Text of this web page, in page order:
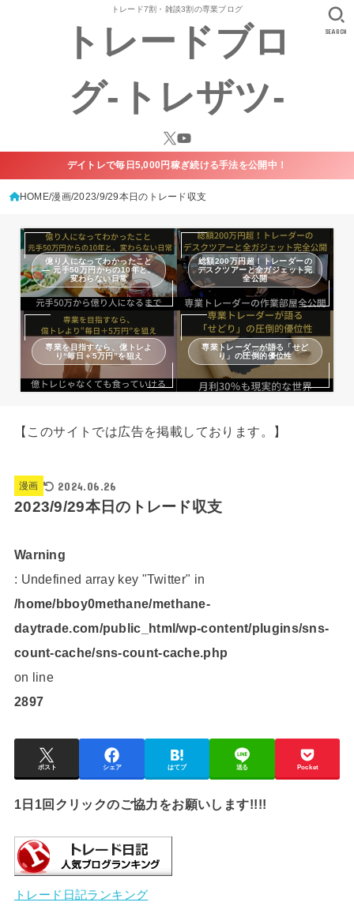
トレード7割・雑談3割の専業ブログ
トレードブロ
グ-トレザツ-
SEARCH
デイトレで毎日5,000円稼ぎ続ける手法を公開中！
HOME 漫画 2023/9/29本日のトレード収支
億り人になってわかったこと
— 元手50万円からの10年と、
変わらない日常
総額200万円超！トレーダーの
デスクツアーと全ガジェット完
全公開
専業を目指すなら、億トレよ
り“毎日＋5万円”を狙え
専業トレーダーが語る「せど
り」の圧倒的優位性
【このサイトでは広告を掲載しております。】
漫画 2024.06.26
2023/9/29本日のトレード収支
Warning
: Undefined array key "Twitter" in
/home/bboy0methane/methane-
daytrade.com/public_html/wp-content/plugins/sns-
count-cache/sns-count-cache.php
on line
2897
ポスト シェア はてブ 送る Pocket
1日1回クリックのご協力をお願いします!!!!
トレード日記ランキング